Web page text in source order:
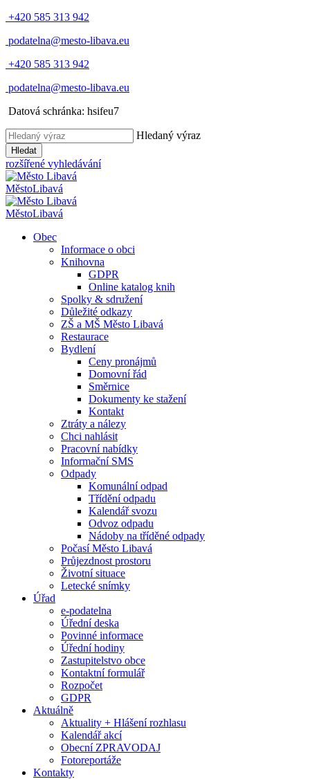
+420 585 313 942
podatelna@mesto-libava.eu
+420 585 313 942
podatelna@mesto-libava.eu
Datová schránka: hsifeu7
Hledaný výraz
Hledat
rozšířené vyhledávání
MěstoLibavá
MěstoLibavá
Obec
Informace o obci
Knihovna
GDPR
Online katalog knih
Spolky & sdružení
Důležité odkazy
ZŠ a MŠ Město Libavá
Restaurace
Bydlení
Ceny pronájmů
Domovní řád
Směrnice
Dokumenty ke stažení
Kontakt
Ztráty a nálezy
Chci nahlásit
Pracovní nabídky
Informační SMS
Odpady
Komunální odpad
Třídění odpadu
Kalendář svozu
Odvoz odpadu
Nádoby na tříděné odpady
Počasí Město Libavá
Průjezdnost prostoru
Životní situace
Letecké snímky
Úřad
e-podatelna
Úřední deska
Povinné informace
Úřední hodiny
Zastupitelstvo obce
Kontaktní formulář
Rozpočet
GDPR
Aktuálně
Aktuality + Hlášení rozhlasu
Kalendář akcí
Obecní ZPRAVODAJ
Fotoreportáže
Kontakty